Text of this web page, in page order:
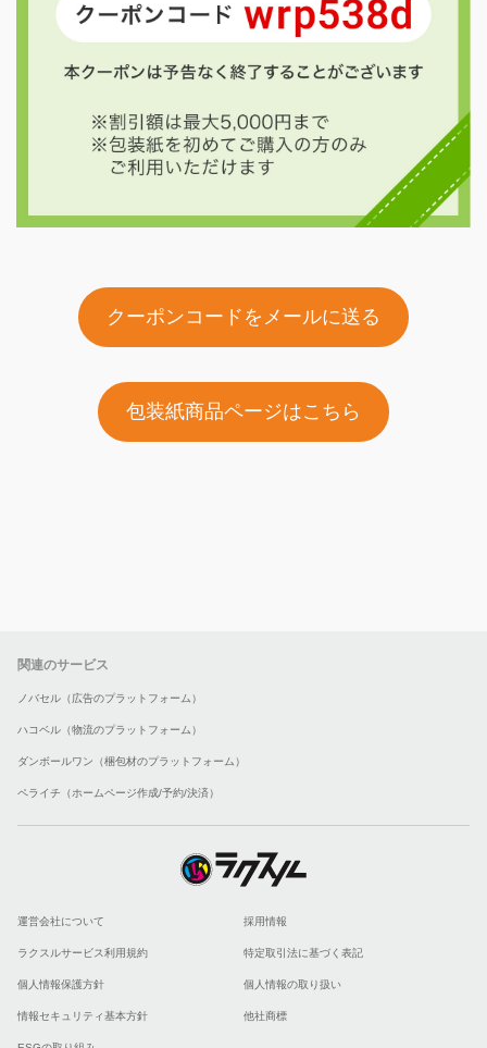
クーポンコードをメールに送る
包装紙商品ページはこちら
関連のサービス
ノバセル（広告のプラットフォーム）
ハコベル（物流のプラットフォーム）
ダンボールワン（梱包材のプラットフォーム）
ペライチ（ホームページ作成/予約/決済）
運営会社について 採用情報
ラクスルサービス利用規約 特定取引法に基づく表記
個人情報保護方針 個人情報の取り扱い
情報セキュリティ基本方針 他社商標